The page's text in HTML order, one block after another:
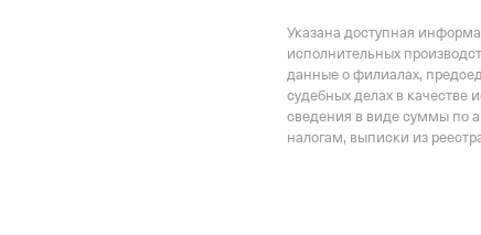
Отделение Фонда
Российской
Указана доступная
исполнительных
данные о филиалах,
судебных делах в качестве
сведения в виде суммы по
налогам, выписки из